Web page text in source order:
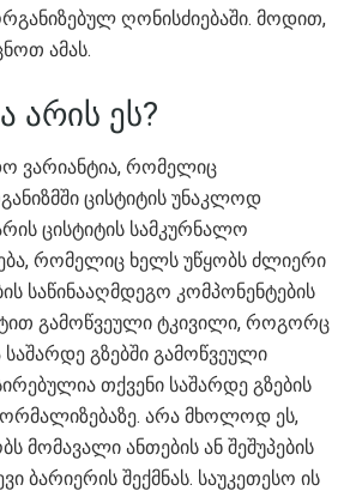
ღონისძიებაში. მოდით,
ამას.
არის ეს?
ვარიანტია, რომელიც
ცისტიტის უნაკლოდ
ცისტიტის სამკურნალო
რომელიც ხელს უწყობს ძლიერი
საწინააღმდეგო კომპონენტების
გამოწვეული ტკივილი, როგორც
საშარდე გზებში გამოწვეული
თქვენი საშარდე გზების
არა მხოლოდ ეს,
მომავალი ანთების ან შეშუპების
ბარიერის შექმნას. საუკეთესო ის